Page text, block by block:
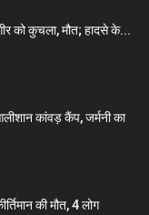
को कुचला, मौत; हादसे के...
कांवड़ कैंप, जर्मनी का
की मौत, 4 लोग